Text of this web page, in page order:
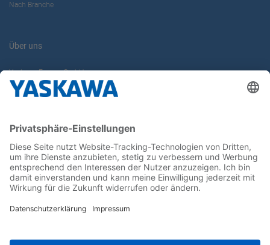
Nach Branche
Über uns
Yaskawa Europe GmbH
Karriere
Newsletter
Follow us on...